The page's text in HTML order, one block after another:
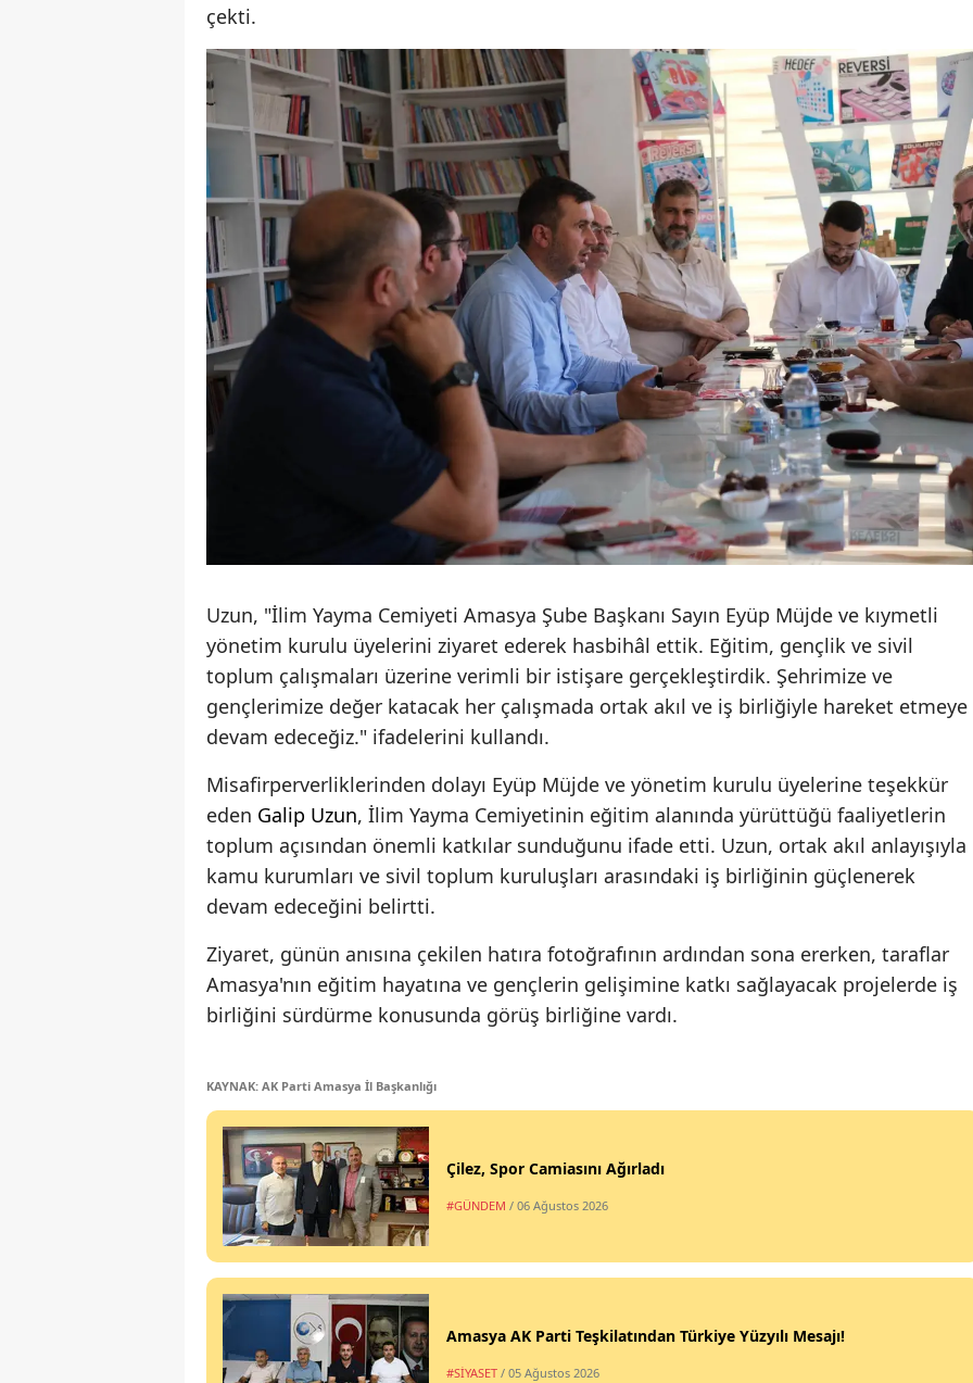
çekti.
Uzun, "İlim Yayma Cemiyeti Amasya Şube Başkanı Sayın Eyüp Müjde ve kıymetli
yönetim kurulu üyelerini ziyaret ederek hasbihâl ettik. Eğitim, gençlik ve sivil
toplum çalışmaları üzerine verimli bir istişare gerçekleştirdik. Şehrimize ve
gençlerimize değer katacak her çalışmada ortak akıl ve iş birliğiyle hareket etmeye
devam edeceğiz." ifadelerini kullandı.
Misafirperverliklerinden dolayı Eyüp Müjde ve yönetim kurulu üyelerine teşekkür
eden Galip Uzun, İlim Yayma Cemiyetinin eğitim alanında yürüttüğü faaliyetlerin
toplum açısından önemli katkılar sunduğunu ifade etti. Uzun, ortak akıl anlayışıyla
kamu kurumları ve sivil toplum kuruluşları arasındaki iş birliğinin güçlenerek
devam edeceğini belirtti.
Ziyaret, günün anısına çekilen hatıra fotoğrafının ardından sona ererken, taraflar
Amasya'nın eğitim hayatına ve gençlerin gelişimine katkı sağlayacak projelerde iş
birliğini sürdürme konusunda görüş birliğine vardı.
KAYNAK: AK Parti Amasya İl Başkanlığı
Çilez, Spor Camiasını Ağırladı
#GÜNDEM / 06 Ağustos 2026
Amasya AK Parti Teşkilatından Türkiye Yüzyılı Mesajı!
#SİYASET / 05 Ağustos 2026